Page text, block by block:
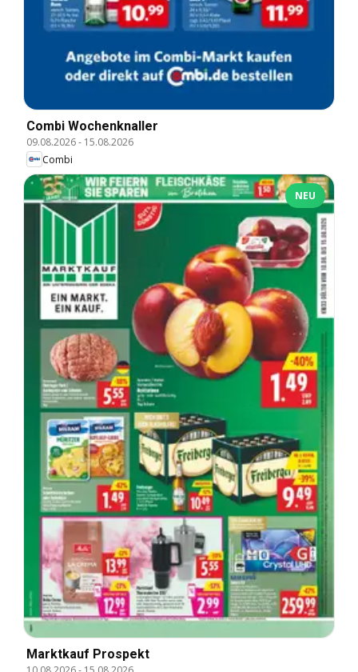
Combi Wochenknaller
09.08.2026- 15.08.2026
Combi
NEU
Marktkauf Prospekt